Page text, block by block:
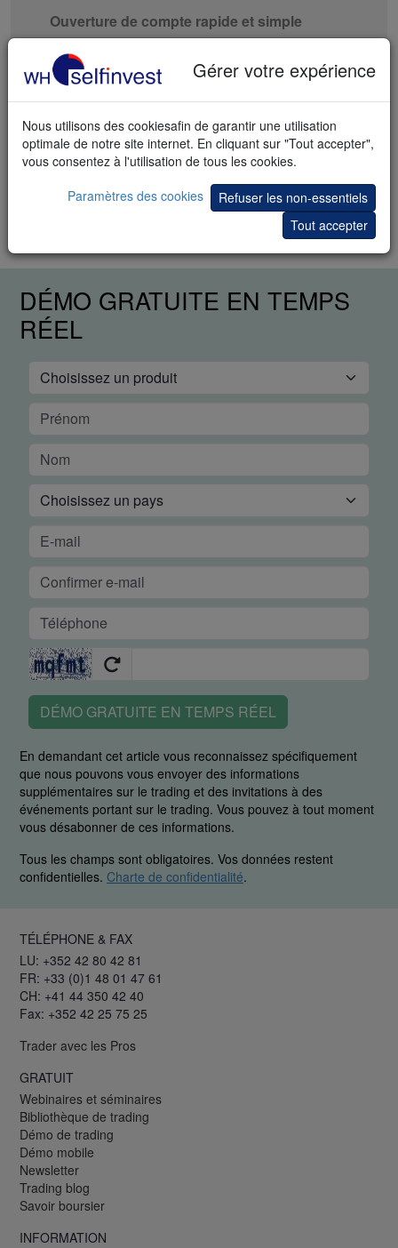
Ouverture de compte rapide et simple
Packs de réduction tout compris
Copiez les meilleurs traders
Je commence
Gérer votre expérience
Nous utilisons des cookiesafin de garantir une utilisation
optimale de notre site internet. En cliquant sur "Tout accepter",
vous consentez à l'utilisation de tous les cookies.
Paramètres des cookies
Refuser les non-essentiels
Tout accepter
DÉMO GRATUITE EN TEMPS
RÉEL
DÉMO GRATUITE EN TEMPS RÉEL
En demandant cet article vous reconnaissez spécifiquement
que nous pouvons vous envoyer des informations
supplémentaires sur le trading et des invitations à des
événements portant sur le trading. Vous pouvez à tout moment
vous désabonner de ces informations.
Tous les champs sont obligatoires. Vos données restent
confidentielles. Charte de confidentialité.
TÉLÉPHONE & FAX
LU: +352 42 80 42 81
FR: +33 (0)1 48 01 47 61
CH: +41 44 350 42 40
Fax: +352 42 25 75 25
Trader avec les Pros
GRATUIT
Webinaires et séminaires
Bibliothèque de trading
Démo de trading
Démo mobile
Newsletter
Trading blog
Savoir boursier
INFORMATION